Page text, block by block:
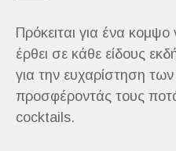
Πρόκειται για ένα
έρθει σε κάθε είδους
για την ευχαρίστηση
προσφέροντάς τους
cocktails.